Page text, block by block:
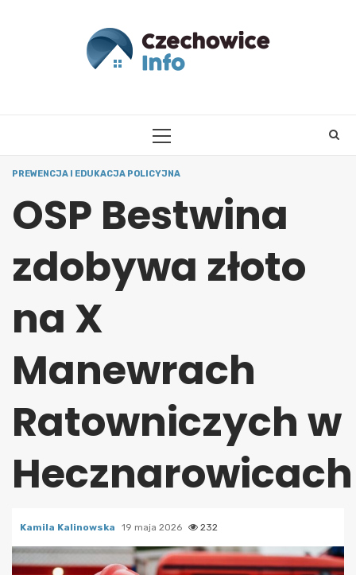
PRIMARY
PREWENCJA I EDUKACJA POLICYJNA
OSP Bestwina
zdobywa złoto
na X
Manewrach
Ratowniczych w
Hecznarowicach
Kamila Kalinowska 19 maja 2026 232